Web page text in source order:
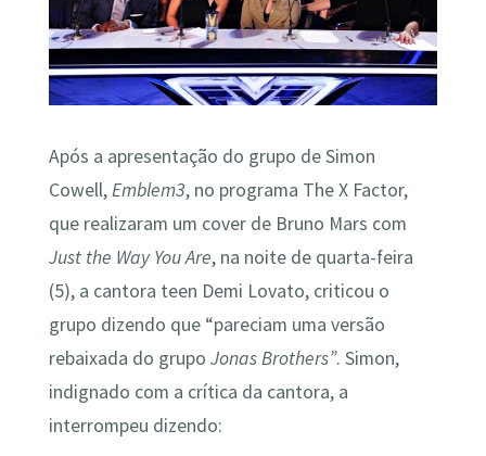
Após a apresentação do grupo de Simon
Cowell,Emblem3, no programa The X Factor,
que realizaram um cover de Bruno Mars com
Just the Way You Are, na noite de quarta-feira
(5), a cantora teen Demi Lovato, criticou o
grupo dizendo que “pareciam uma versão
rebaixada do grupo Jonas Brothers”. Simon,
indignado com a crítica da cantora, a
interrompeu dizendo: